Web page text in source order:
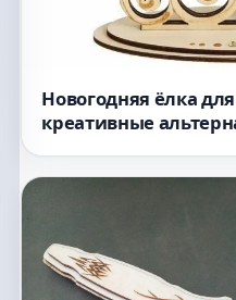
Новогодняя ёлка
креативные